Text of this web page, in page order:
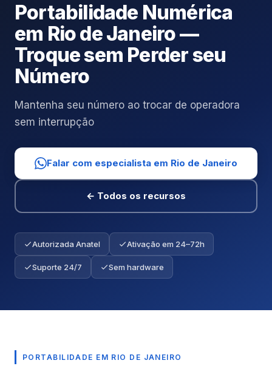
Portabilidade Numérica
em Rio de Janeiro —
Troque sem Perder seu
Número
Mantenha seu número ao trocar de operadora
sem interrupção
Falar com especialista em Rio de Janeiro
← Todos os recursos
Autorizada Anatel Ativação em 24–72h
Suporte 24/7 Sem hardware
PORTABILIDADE EM RIO DE JANEIRO